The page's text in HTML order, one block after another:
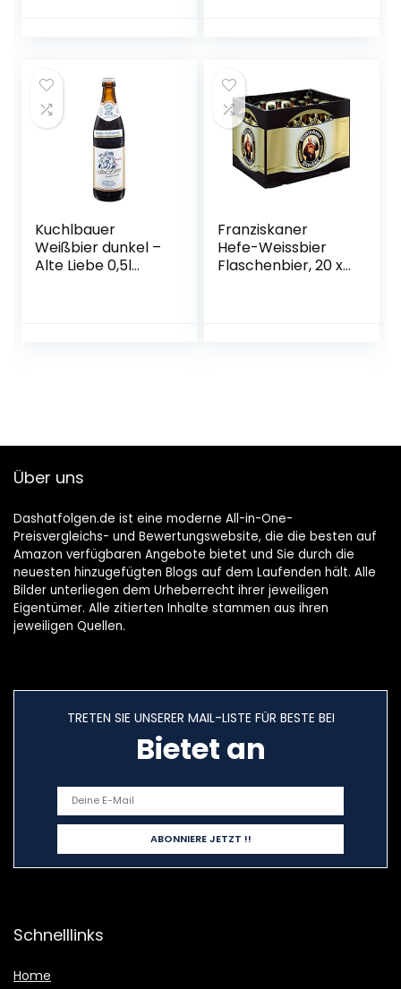
aus München
Kuchlbauer
Weißbier dunkel –
Alte Liebe 0,5l
Franziskaner
Hefe-Weissbier
Flaschenbier, 20 x
Über uns
Dashatfolgen.de ist eine moderne All-in-One-
Preisvergleichs- und Bewertungswebsite, die die besten auf
Amazon verfügbaren Angebote bietet und Sie durch die
neuesten hinzugefügten Blogs auf dem Laufenden hält. Alle
Bilder unterliegen dem Urheberrecht ihrer jeweiligen
Eigentümer. Alle zitierten Inhalte stammen aus ihren
jeweiligen Quellen.
TRETEN SIE UNSERER MAIL-LISTE FÜR BESTE BEI
Bietet an
Schnelllinks
Home